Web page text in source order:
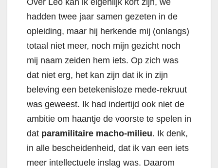
hadden twee jaar samen gezeten in de
opleiding, maar hij herkende mij (onlangs)
totaal niet meer, noch mijn gezicht noch
mij naam zeiden hem iets. Op zich was
dat niet erg, het kan zijn dat ik in zijn
beleving een betekenisloze mede-rekruut
was geweest. Ik had indertijd ook niet de
ambitie om haantje de voorste te spelen in
dat paramilitaire macho-milieu. Ik denk,
in alle bescheidenheid, dat ik van een iets
meer intellectuele inslag was. Daarom